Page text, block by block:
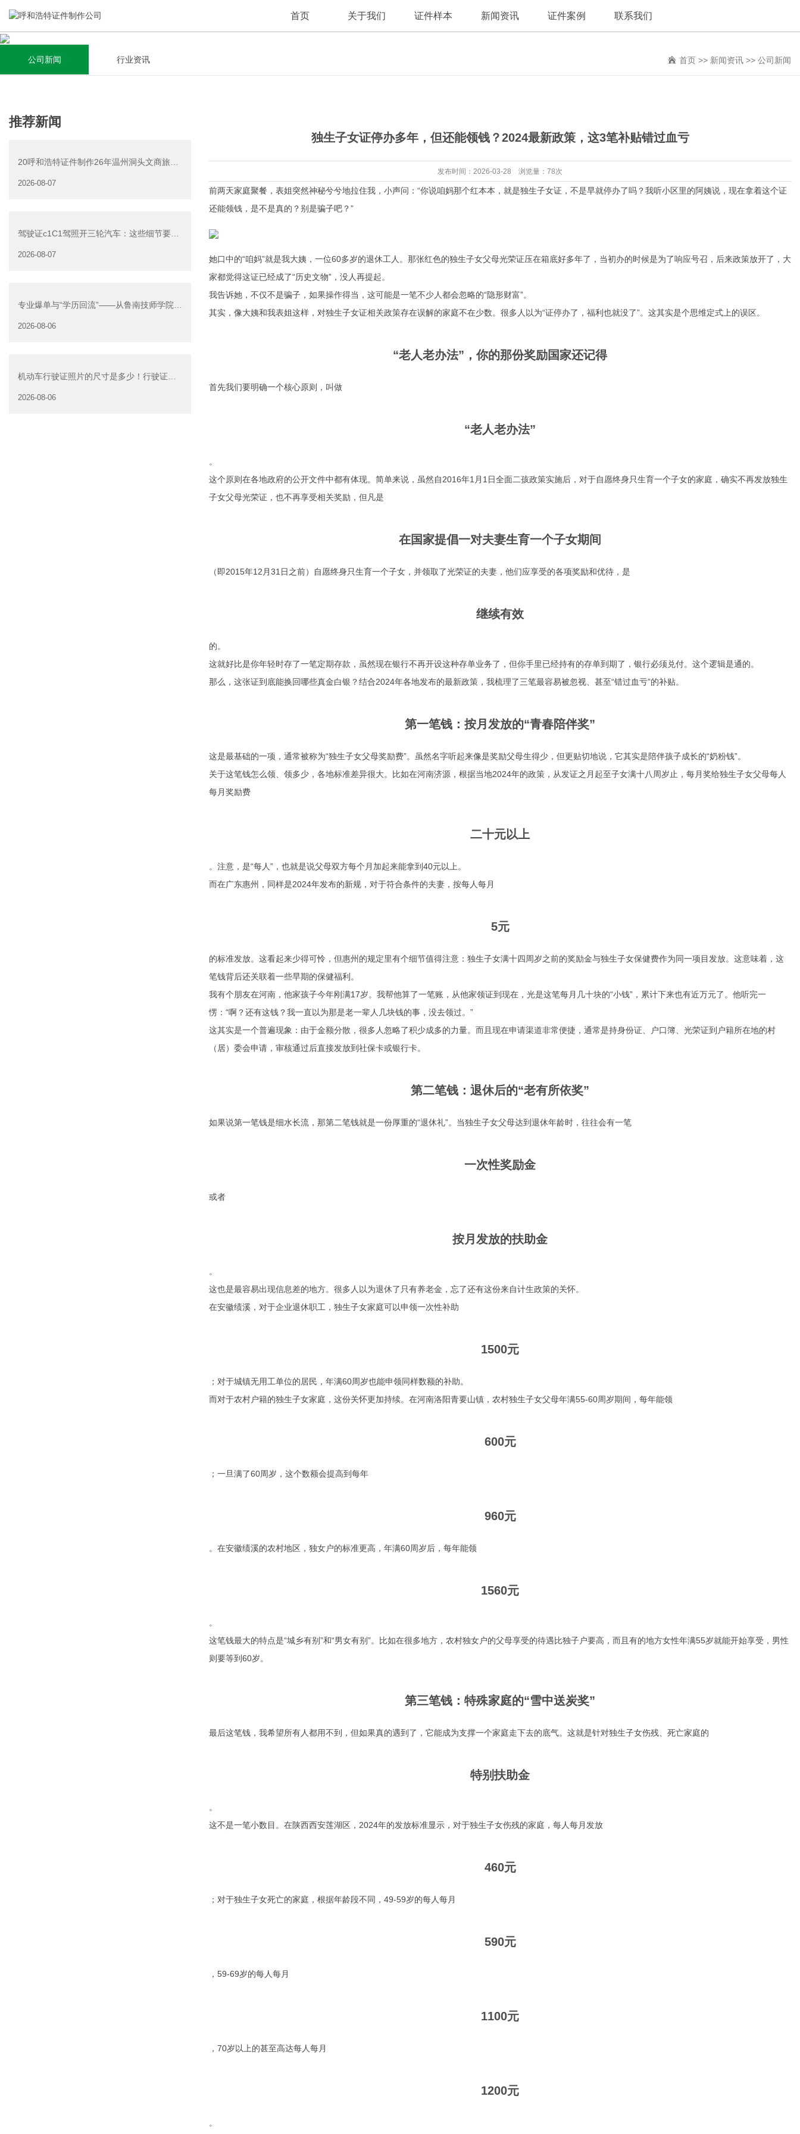
首页 关于我们
关于我们
集研发，设计，制造，安装于一体，多元化的定制需求，为上
千家企业提供过专业定制服务！
查看详情
证件样本 新闻资讯
新闻资讯
全自动流水线规模化生产，准时按期交货，年生产能力超过
40W万方米以上，拥有遍布全国的商务合作伙伴和较为完善的
查看详情
行业资讯
证件案例 联系我们
公司新闻 行业资讯 首页 >> 新闻资讯 >> 公司新闻
推荐新闻
20呼和浩特证件制作26年温州洞头文商旅游
2026-08-07
驾驶证c1C1驾照开三轮汽车：这些细节要注
2026-08-07
专业爆单与“学历回流”——从鲁南技师学院透
2026-08-06
机动车行驶证照片的尺寸是多少！行驶证照
2026-08-06
独生子女证停办多年，但还能领钱？2024最新政策，这3笔补贴错过血亏
发布时间：2026-03-28 浏览量：78次
前两天家庭聚餐，表姐突然神秘兮兮地拉住我，小声问：“你说咱妈那个红本本，就是独生子女证，不是早就停办了吗？我听小区里的阿姨说，现在拿着这个证
还能领钱，是不是真的？别是骗子吧？”
她口中的“咱妈”就是我大姨，一位60多岁的退休工人。那张红色的独生子女父母光荣证压在箱底好多年了，当初办的时候是为了响应号召，后来政策放开了，大
家都觉得这证已经成了“历史文物”，没人再提起。
我告诉她，不仅不是骗子，如果操作得当，这可能是一笔不少人都会忽略的“隐形财富”。
其实，像大姨和我表姐这样，对独生子女证相关政策存在误解的家庭不在少数。很多人以为“证停办了，福利也就没了”。这其实是个思维定式上的误区。
“老人老办法”，你的那份奖励国家还记得
首先我们要明确一个核心原则，叫做
“老人老办法”
。
这个原则在各地政府的公开文件中都有体现。简单来说，虽然自2016年1月1日全面二孩政策实施后，对于自愿终身只生育一个子女的家庭，确实不再发放独生
子女父母光荣证，也不再享受相关奖励，但凡是
在国家提倡一对夫妻生育一个子女期间
（即2015年12月31日之前）自愿终身只生育一个子女，并领取了光荣证的夫妻，他们应享受的各项奖励和优待，是
继续有效
的。
这就好比是你年轻时存了一笔定期存款，虽然现在银行不再开设这种存单业务了，但你手里已经持有的存单到期了，银行必须兑付。这个逻辑是通的。
那么，这张证到底能换回哪些真金白银？结合2024年各地发布的最新政策，我梳理了三笔最容易被忽视、甚至“错过血亏”的补贴。
第一笔钱：按月发放的“青春陪伴奖”
这是最基础的一项，通常被称为“独生子女父母奖励费”。虽然名字听起来像是奖励父母生得少，但更贴切地说，它其实是陪伴孩子成长的“奶粉钱”。
关于这笔钱怎么领、领多少，各地标准差异很大。比如在河南济源，根据当地2024年的政策，从发证之月起至子女满十八周岁止，每月奖给独生子女父母每人
每月奖励费
二十元以上
。注意，是“每人”，也就是说父母双方每个月加起来能拿到40元以上。
而在广东惠州，同样是2024年发布的新规，对于符合条件的夫妻，按每人每月
5元
的标准发放。这看起来少得可怜，但惠州的规定里有个细节值得注意：独生子女满十四周岁之前的奖励金与独生子女保健费作为同一项目发放。这意味着，这
笔钱背后还关联着一些早期的保健福利。
我有个朋友在河南，他家孩子今年刚满17岁。我帮他算了一笔账，从他家领证到现在，光是这笔每月几十块的“小钱”，累计下来也有近万元了。他听完一
愣：“啊？还有这钱？我一直以为那是老一辈人几块钱的事，没去领过。”
这其实是一个普遍现象：由于金额分散，很多人忽略了积少成多的力量。而且现在申请渠道非常便捷，通常是持身份证、户口簿、光荣证到户籍所在地的村
（居）委会申请，审核通过后直接发放到社保卡或银行卡。
第二笔钱：退休后的“老有所依奖”
如果说第一笔钱是细水长流，那第二笔钱就是一份厚重的“退休礼”。当独生子女父母达到退休年龄时，往往会有一笔
一次性奖励金
或者
按月发放的扶助金
。
这也是最容易出现信息差的地方。很多人以为退休了只有养老金，忘了还有这份来自计生政策的关怀。
在安徽绩溪，对于企业退休职工，独生子女家庭可以申领一次性补助
1500元
；对于城镇无用工单位的居民，年满60周岁也能申领同样数额的补助。
而对于农村户籍的独生子女家庭，这份关怀更加持续。在河南洛阳青要山镇，农村独生子女父母年满55-60周岁期间，每年能领
600元
；一旦满了60周岁，这个数额会提高到每年
960元
。在安徽绩溪的农村地区，独女户的标准更高，年满60周岁后，每年能领
1560元
。
这笔钱最大的特点是“城乡有别”和“男女有别”。比如在很多地方，农村独女户的父母享受的待遇比独子户要高，而且有的地方女性年满55岁就能开始享受，男性
则要等到60岁。
第三笔钱：特殊家庭的“雪中送炭奖”
最后这笔钱，我希望所有人都用不到，但如果真的遇到了，它能成为支撑一个家庭走下去的底气。这就是针对独生子女伤残、死亡家庭的
特别扶助金
。
这不是一笔小数目。在陕西西安莲湖区，2024年的发放标准显示，对于独生子女伤残的家庭，每人每月发放
460元
；对于独生子女死亡的家庭，根据年龄段不同，49-59岁的每人每月
590元
，59-69岁的每人每月
1100元
，70岁以上的甚至高达每人每月
1200元
。